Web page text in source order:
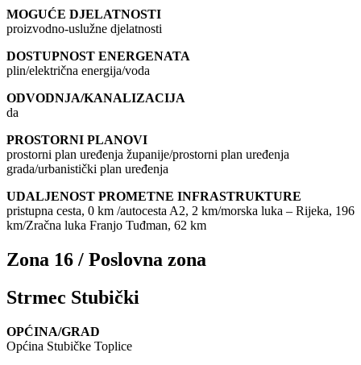
MOGUĆE DJELATNOSTI
proizvodno-uslužne djelatnosti
DOSTUPNOST ENERGENATA
plin/električna energija/voda
ODVODNJA/KANALIZACIJA
da
PROSTORNI PLANOVI
prostorni plan uređenja županije/prostorni plan uređenja
grada/urbanistički plan uređenja
UDALJENOST PROMETNE INFRASTRUKTURE
pristupna cesta, 0 km /autocesta A2, 2 km/morska luka – Rijeka, 196
km/Zračna luka Franjo Tuđman, 62 km
Zona 16 / Poslovna zona
Strmec Stubički
OPĆINA/GRAD
Općina Stubičke Toplice